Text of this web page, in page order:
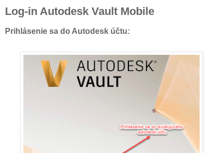
Log-in Autodesk Vault Mobile
Prihlásenie sa do Autodesk účtu: